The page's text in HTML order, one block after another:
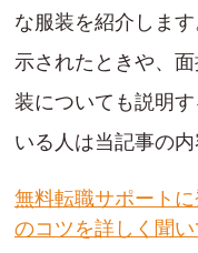
な服装を紹介しま
示されたときや、
装についても説明
いる人は当記事の
無料転職サポート
のコツを詳しく聞い